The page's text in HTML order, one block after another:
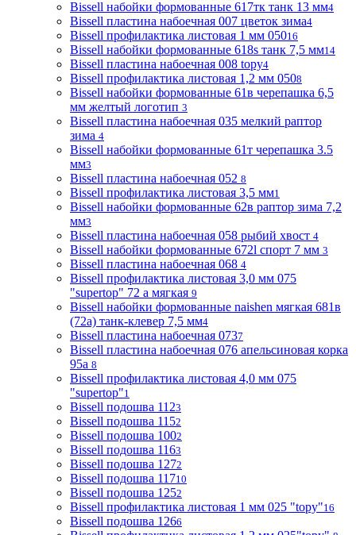
Bissell набойки формованные 617тк танк 13 мм4
Bissell пластина набоечная 007 цветок зима4
Bissell профилактика листовая 1 мм 05016
Bissell набойки формованные 618s танк 7,5 мм14
Bissell пластина набоечная 008 topy4
Bissell профилактика листовая 1,2 мм 0508
Bissell набойки формованные 61в черепашка 6,5
мм желтый логотип 3
Bissell пластина набоечная 035 мелкий раптор
зима 4
Bissell набойки формованные 61т черепашка 3.5
мм3
Bissell пластина набоечная 052 8
Bissell профилактика листовая 3,5 мм1
Bissell набойки формованные 62в раптор зима 7,2
мм3
Bissell пластина набоечная 058 рыбий хвост 4
Bissell набойки формованные 672l спорт 7 мм 3
Bissell пластина набоечная 068 4
Bissell профилактика листовая 3,0 мм 075
"supertop" 72 а мягкая 9
Bissell набойки формованные naishen мягкая 681в
(72a) танк-клевер 7,5 мм4
Bissell пластина набоечная 0737
Bissell пластина набоечная 076 апельсиновая корка
95а 8
Bissell профилактика листовая 4,0 мм 075
"supertop"1
Bissell подошва 1123
Bissell подошва 1152
Bissell подошва 1002
Bissell подошва 1163
Bissell подошва 1272
Bissell подошва 11710
Bissell подошва 1252
Bissell профилактика листовая 1 мм 025 "topy"16
Bissell подошва 1266